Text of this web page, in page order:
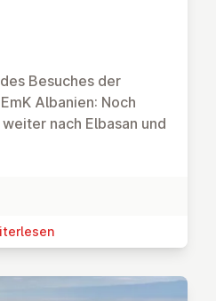
Besuches der
Albanien: Noch
nach Elbasan und